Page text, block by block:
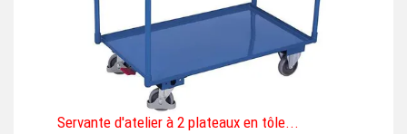
Servante d'atelier à 2 plateaux en tôle...